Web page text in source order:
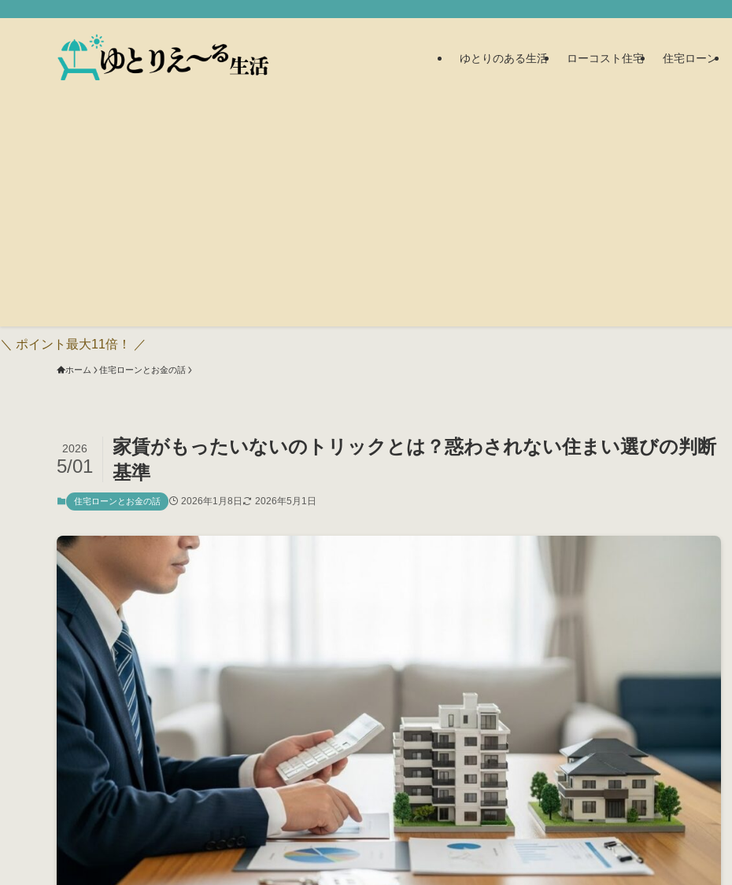
ゆとりのある生活 ローコスト住宅 住宅ローン
＼ ポイント最大11倍！ ／
ホーム 住宅ローンとお金の話
家賃がもったいないのトリックとは？惑わされない住まい選びの判断
基準
2026
5/01
住宅ローンとお金の話 2026年1月8日 2026年5月1日